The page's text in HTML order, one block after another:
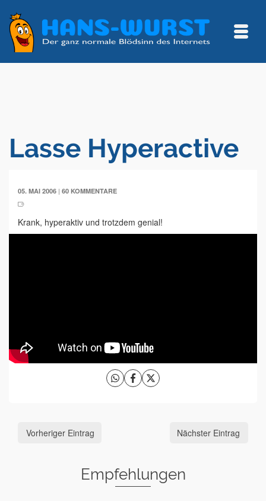
Lasse Hyperactive
05. MAI 2006 | 60 KOMMENTARE
Krank, hyperaktiv und trotzdem genial!
Vorheriger Eintrag Nächster Eintrag
Empfehlungen